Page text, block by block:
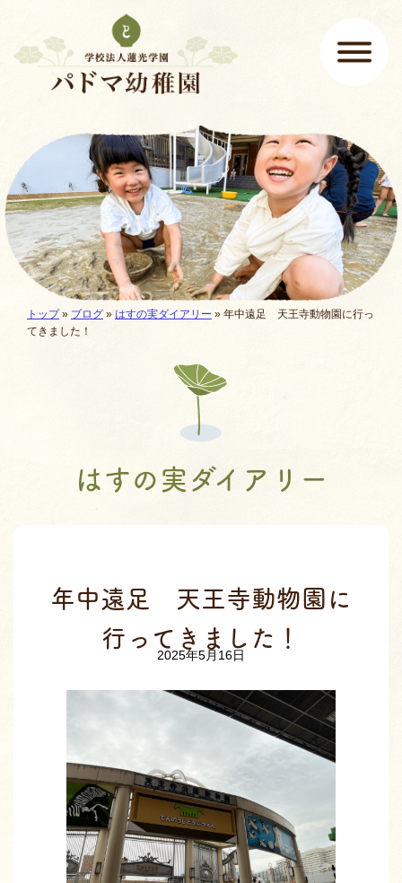
メインメニュー
ここから本文です。
現在地:
トップ» ブログ » はすの実ダイアリー » 年中遠足 天王寺動物園に行っ
てきました！
はすの実ダイアリー
年中遠足 天王寺動物園に
行ってきました！
2025年5月16日